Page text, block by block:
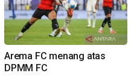
Arema FC menang atas
DPMM FC